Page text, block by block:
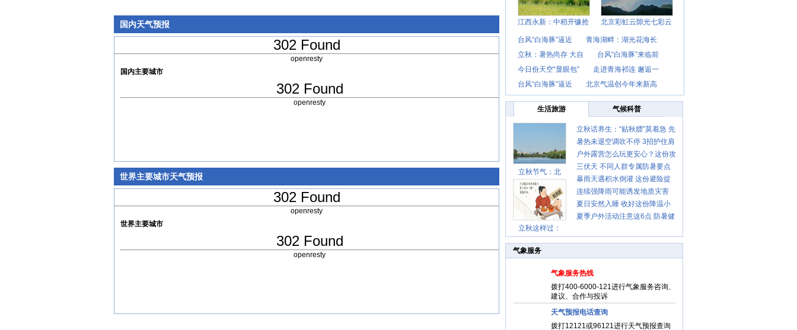
国内天气预报
302 Found
openresty
国内主要城市
302 Found
openresty
世界主要城市天气预报
302 Found
openresty
世界主要城市
302 Found
openresty
江西永新：中稻开镰抢 北京彩虹云隙光七彩云
台风“白海豚”逼近
青海湖畔：湖光花海长
立秋：暑热尚存 大自
台风“白海豚”来临前
今日份天空“显眼包”
走进青海祁连 邂逅一
台风“白海豚”逼近
北京气温创今年来新高
生活旅游 气候科普
立秋节气：北
立秋这样过：
立秋话养生：“贴秋膘”莫着急 先
清暑再防燥
暑热未退空调吹不停 3招护住肩
颈不酸痛
户外露营怎么玩更安心？这份攻
略请收好
三伏天 不同人群专属防暑要点
请收好
暴雨天遇积水倒灌 这份避险提
示请收好
连续强降雨可能诱发地质灾害
这些前兆要知道
夏日安然入睡 收好这份降温小
贴士
夏季户外活动注意这6点 防暑健
气象服务
气象服务热线
拨打400-6000-121进行气象服务咨询、
建议、合作与投诉
天气预报电话查询
拨打12121或96121进行天气预报查询